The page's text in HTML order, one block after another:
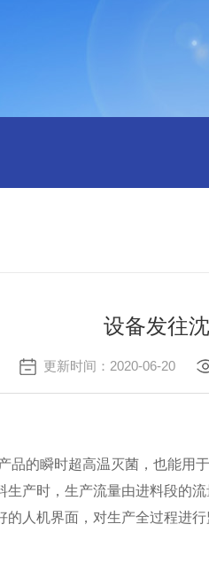
NSJ双效浓缩蒸发器全自动操
设备发往
更新时间：2020-06-20
品的瞬时超高温灭菌，也能用
产时，生产流量由进料段的
人机界面，对生产全过程进